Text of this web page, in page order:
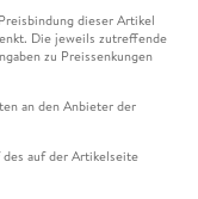
dieser Artikel
Die jeweils zutreffende
zu Preissenkungen
an den Anbieter der
auf der Artikelseite